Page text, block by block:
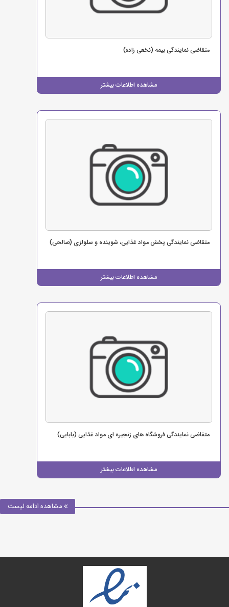
مشاهده اطلاعات بیشتر
متقاضی نمایندگی بیمه (نخعی زاده)
مشاهده اطلاعات بیشتر
متقاضی نمایندگی پخش مواد غذایی، شوینده و سلولزی (صالحی)
مشاهده اطلاعات بیشتر
متقاضی نمایندگی فروشگاه های زنجیره ای مواد غذایی (بابایی)
مشاهده ادامه لیست